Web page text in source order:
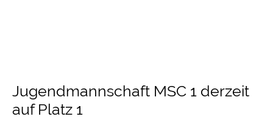
Jugendmannschaft MSC 1 derzeit
auf Platz 1